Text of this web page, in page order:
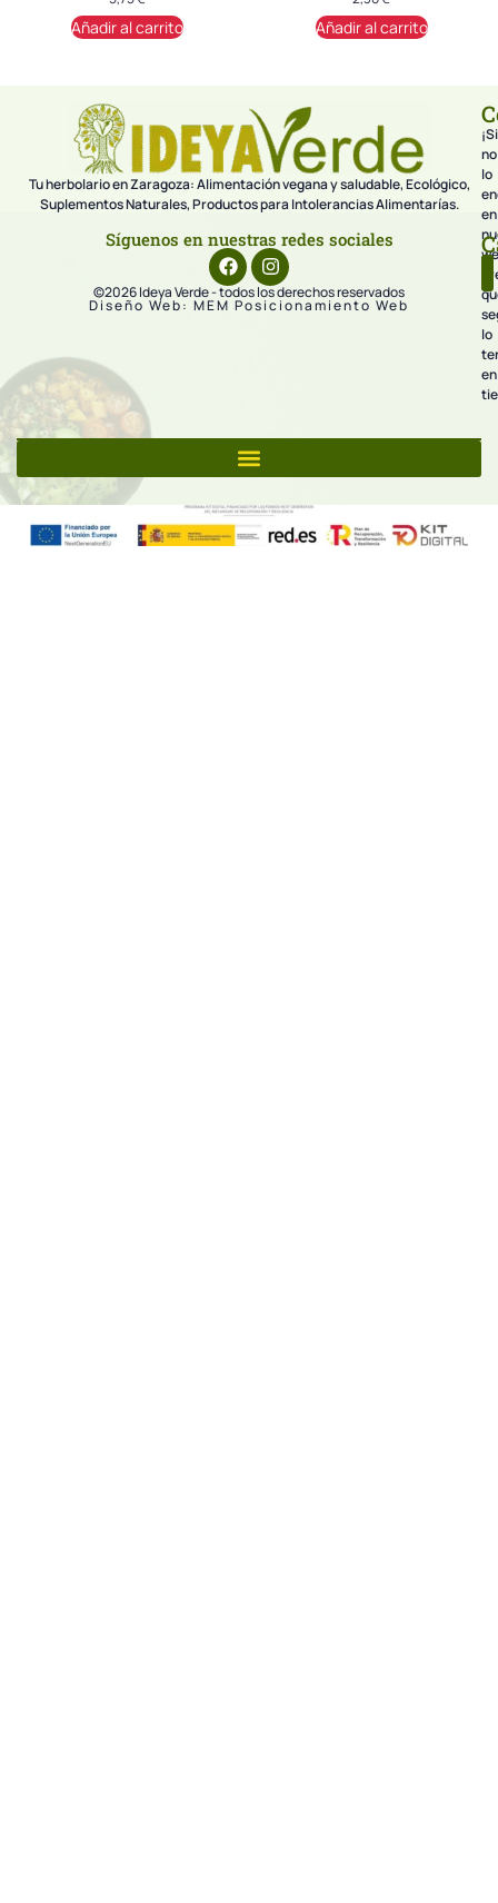
Añadir al carrito Añadir al carrito
Tu herbolario en Zaragoza: Alimentación vegana y saludable, Ecológico,
Suplementos Naturales, Productos para Intolerancias Alimentarías.
Síguenos en nuestras redes sociales
©2026 Ideya Verde - todos los derechos reservados
Diseño Web: MEM Posicionamiento Web
¡Si
no
lo
en
lo
en